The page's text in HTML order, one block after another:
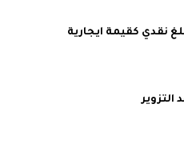
نقدي كقيمة ايجارية